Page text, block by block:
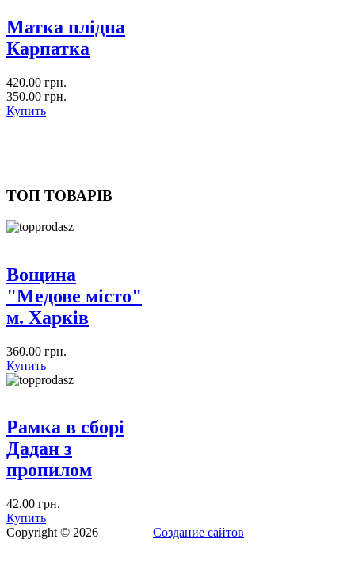
Матка плідна
Карпатка
420.00 грн.
350.00 грн.
Купить
ТОП ТОВАРІВ
Вощина
"Медове місто"
м. Харків
360.00 грн.
Купить
Рамка в сборі
Дадан з
пропилом
42.00 грн.
Купить
Copyright © 2026 Создание сайтов